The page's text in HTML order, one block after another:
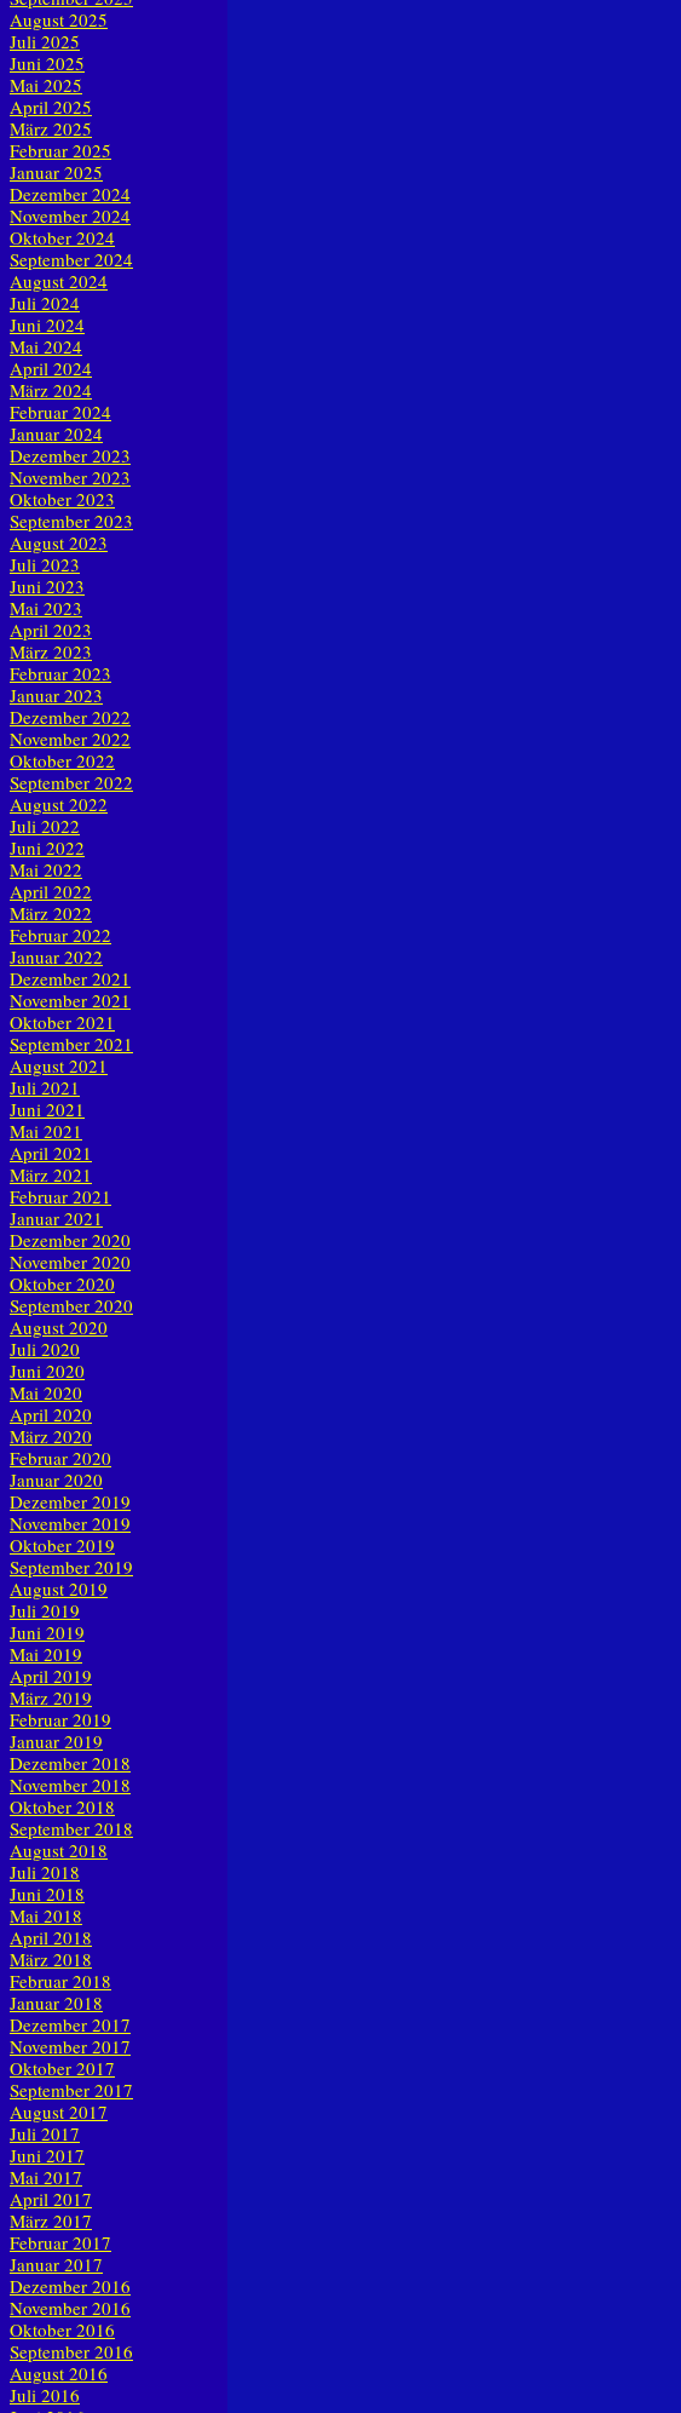
August 2025
Juli 2025
Juni 2025
Mai 2025
April 2025
März 2025
Februar 2025
Januar 2025
Dezember 2024
November 2024
Oktober 2024
September 2024
August 2024
Juli 2024
Juni 2024
Mai 2024
April 2024
März 2024
Februar 2024
Januar 2024
Dezember 2023
November 2023
Oktober 2023
September 2023
August 2023
Juli 2023
Juni 2023
Mai 2023
April 2023
März 2023
Februar 2023
Januar 2023
Dezember 2022
November 2022
Oktober 2022
September 2022
August 2022
Juli 2022
Juni 2022
Mai 2022
April 2022
März 2022
Februar 2022
Januar 2022
Dezember 2021
November 2021
Oktober 2021
September 2021
August 2021
Juli 2021
Juni 2021
Mai 2021
April 2021
März 2021
Februar 2021
Januar 2021
Dezember 2020
November 2020
Oktober 2020
September 2020
August 2020
Juli 2020
Juni 2020
Mai 2020
April 2020
März 2020
Februar 2020
Januar 2020
Dezember 2019
November 2019
Oktober 2019
September 2019
August 2019
Juli 2019
Juni 2019
Mai 2019
April 2019
März 2019
Februar 2019
Januar 2019
Dezember 2018
November 2018
Oktober 2018
September 2018
August 2018
Juli 2018
Juni 2018
Mai 2018
April 2018
März 2018
Februar 2018
Januar 2018
Dezember 2017
November 2017
Oktober 2017
September 2017
August 2017
Juli 2017
Juni 2017
Mai 2017
April 2017
März 2017
Februar 2017
Januar 2017
Dezember 2016
November 2016
Oktober 2016
September 2016
August 2016
Juli 2016